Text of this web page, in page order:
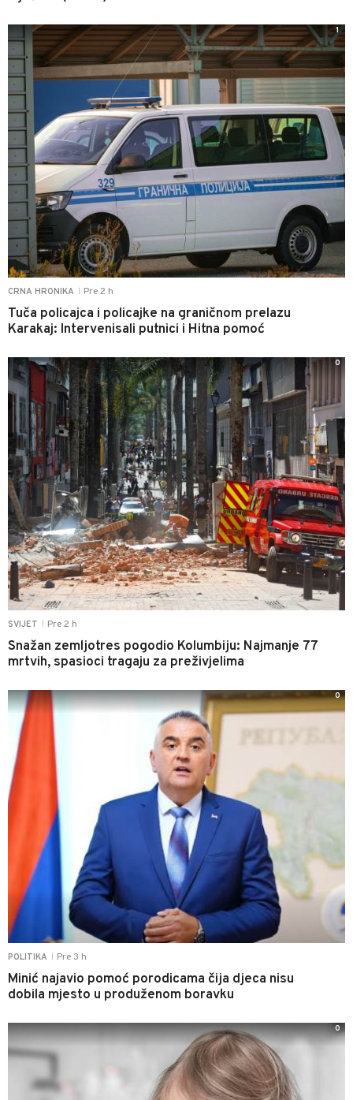
CRNA HRONIKA Pre 2 h
Tuča policajca i policajke na graničnom prelazu
Karakaj: Intervenisali putnici i Hitna pomoć
1
SVIJET Pre 2 h
Snažan zemljotres pogodio Kolumbiju: Najmanje 77
mrtvih, spasioci tragaju za preživjelima
0
POLITIKA Pre 3 h
Minić najavio pomoć porodicama čija djeca nisu
dobila mjesto u produženom boravku
0
0